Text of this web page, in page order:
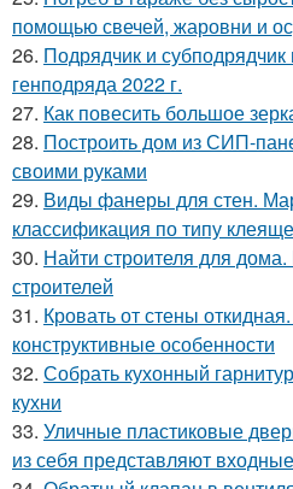
помощью свечей, жаровни и
26. Подрядчик и субподрядчик
генподряда 2022 г.
27. Как повесить большое
28. Построить дом из СИП-
своими руками
29. Виды фанеры для стен.
классификация по типу
30. Найти строителя для
строителей
31. Кровать от стены
конструктивные особенности
32. Собрать кухонный
кухни
33. Уличные пластиковые
из себя представляют